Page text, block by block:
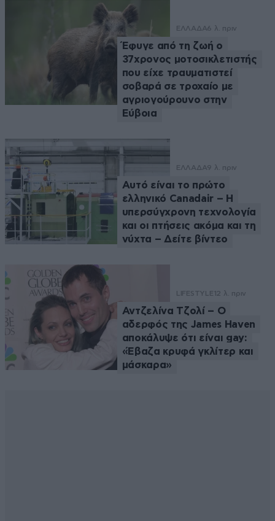
ΕΛΛΑΔΑ6 λ. πριν
Έφυγε από τη ζωή ο
37χρονος μοτοσικλετιστής
που είχε τραυματιστεί
σοβαρά σε τροχαίο με
αγριογούρουνο στην
Εύβοια
ΕΛΛΑΔΑ9 λ. πριν
Αυτό είναι το πρώτο
ελληνικό Canadair – Η
υπερσύγχρονη τεχνολογία
και οι πτήσεις ακόμα και τη
νύχτα – Δείτε βίντεο
LIFESTYLE 12 λ. πριν
Αντζελίνα Τζολί – Ο
αδερφός της James Haven
αποκάλυψε ότι είναι gay:
«Έβαζα κρυφά γκλίτερ και
μάσκαρα»